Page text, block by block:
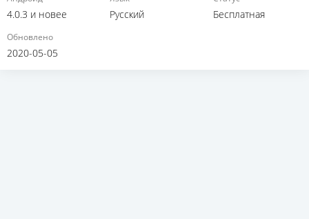
4.0.3 и новее Русский Бесплатная
Обновлено
2020-05-05